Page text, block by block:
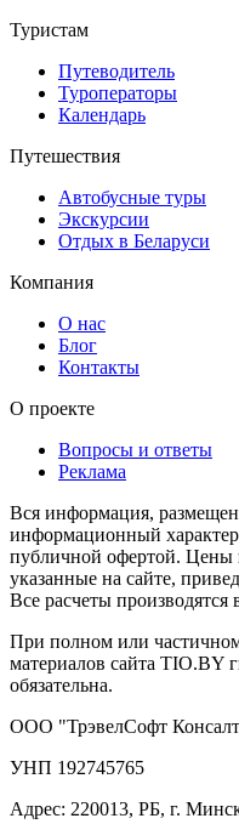
Туристам
Путеводитель
Туроператоры
Календарь
Путешествия
Автобусные туры
Экскурсии
Отдых в Беларуси
Компания
О нас
Блог
Контакты
О проекте
Вопросы и ответы
Реклама
Вся информация,
информационный
публичной офертой.
указанные на сайте,
Все расчеты производятся
При полном или
материалов сайта TIO.BY
обязательна.
ООО "ТрэвелСофт
УНП 192745765
Адрес: 220013, РБ, г.